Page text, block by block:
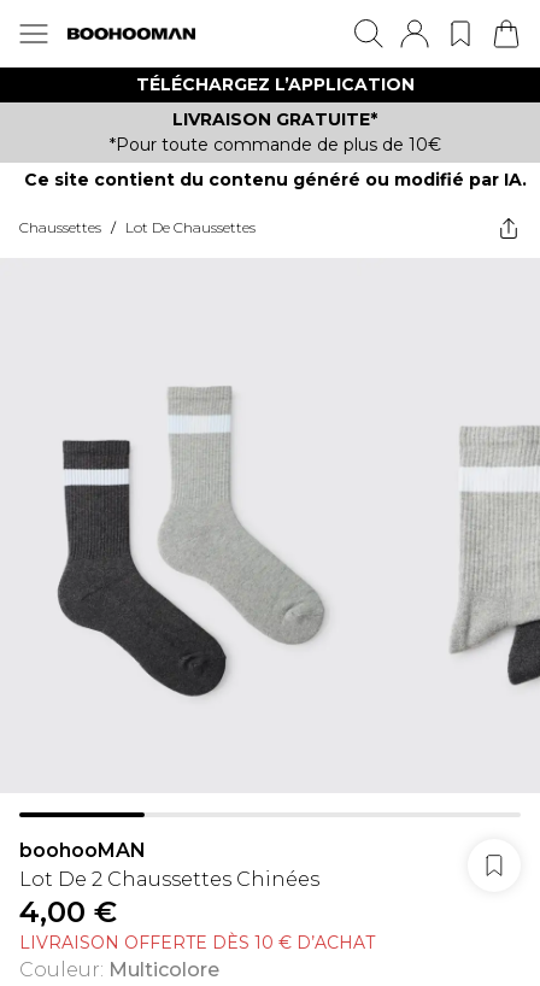
TÉLÉCHARGEZ L’APPLICATION
LIVRAISON GRATUITE*
*Pour toute commande de plus de 10€
Ce site contient du contenu généré ou modifié par IA.
Chaussettes / Lot De Chaussettes
boohooMAN
Lot De 2 Chaussettes Chinées
4,00 €
LIVRAISON OFFERTE DÈS 10 € D’ACHAT
Couleur: Multicolore